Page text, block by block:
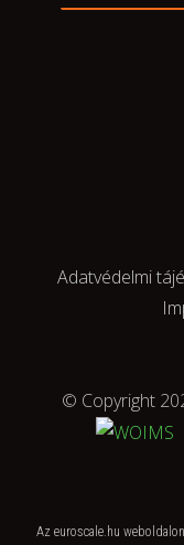
Adatvédelmi
© Copyright
Az euroscale.hu